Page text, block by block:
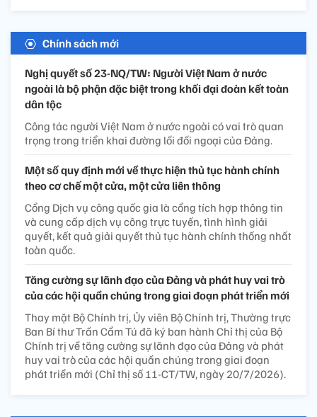
Chính sách mới
Nghị quyết số 23-NQ/TW: Người Việt Nam ở nước
ngoài là bộ phận đặc biệt trong khối đại đoàn kết toàn
dân tộc
Công tác người Việt Nam ở nước ngoài có vai trò quan
trọng trong triển khai đường lối đối ngoại của Đảng.
Một số quy định mới về thực hiện thủ tục hành chính
theo cơ chế một cửa, một cửa liên thông
Cổng Dịch vụ công quốc gia là cổng tích hợp thông tin
và cung cấp dịch vụ công trực tuyến, tình hình giải
quyết, kết quả giải quyết thủ tục hành chính thống nhất
toàn quốc.
Tăng cường sự lãnh đạo của Đảng và phát huy vai trò
của các hội quần chúng trong giai đoạn phát triển mới
Thay mặt Bộ Chính trị, Ủy viên Bộ Chính trị, Thường trực
Ban Bí thư Trần Cẩm Tú đã ký ban hành Chỉ thị của Bộ
Chính trị về tăng cường sự lãnh đạo của Đảng và phát
huy vai trò của các hội quần chúng trong giai đoạn
phát triển mới (Chỉ thị số 11-CT/TW, ngày 20/7/2026).